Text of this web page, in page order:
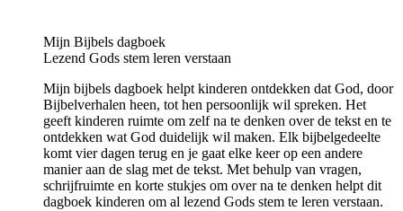
Mijn Bijbels dagboek
Lezend Gods stem leren verstaan
Mijn bijbels dagboek helpt kinderen ontdekken dat God, door
Bijbelverhalen heen, tot hen persoonlijk wil spreken. Het
geeft kinderen ruimte om zelf na te denken over de tekst en te
ontdekken wat God duidelijk wil maken. Elk bijbelgedeelte
komt vier dagen terug en je gaat elke keer op een andere
manier aan de slag met de tekst. Met behulp van vragen,
schrijfruimte en korte stukjes om over na te denken helpt dit
dagboek kinderen om al lezend Gods stem te leren verstaan.